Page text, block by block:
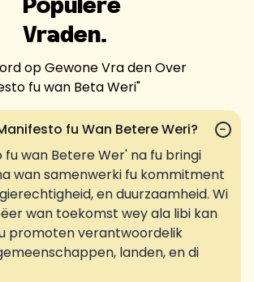
Populere
Vraden.
op Gewone Vra den Over
fu wan Beta Weri"
fu Wan Betere Weri?
−
fu wan Betere Wer' na fu bringi
wan samenwerki fu kommitment
en duurzaamheid. Wi
wan toekomst wey ala libi kan
promoten verantwoordelik
landen, en di